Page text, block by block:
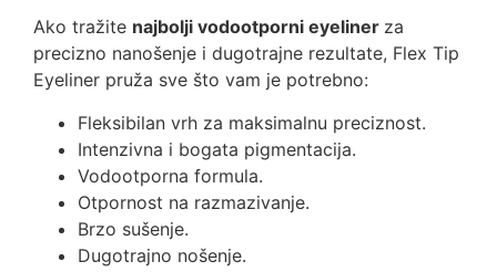
Ako tražite najbolji vodootporni eyeliner za
precizno nanošenje i dugotrajne rezultate, Flex Tip
Eyeliner pruža sve što vam je potrebno:
Fleksibilan vrh za maksimalnu preciznost.
Intenzivna i bogata pigmentacija.
Vodootporna formula.
Otpornost na razmazivanje.
Brzo sušenje.
Dugotrajno nošenje.